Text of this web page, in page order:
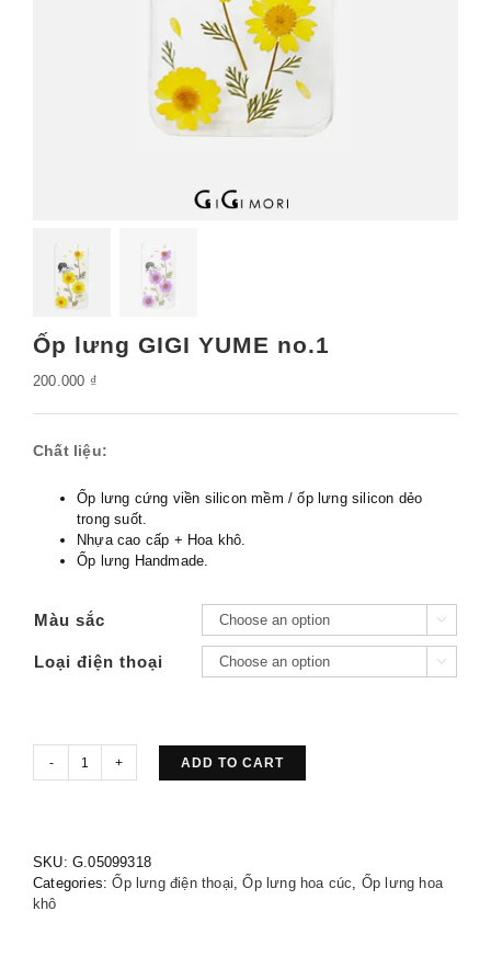
Ốp lưng GIGI YUME no.1
200.000 ₫
Chất liệu:
Ốp lưng cứng viền silicon mềm / ốp lưng silicon dẻo
trong suốt.
Nhựa cao cấp + Hoa khô.
Ốp lưng Handmade.
Màu sắc 
Loại điện thoại 
Ốp
GIGI
ADD TO CART
SKU: G.05099318
Categories:Ốp lưng điện thoại,Ốp lưng hoa cúc, Ốp lưng hoa
khô